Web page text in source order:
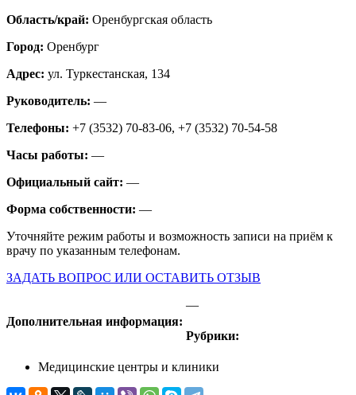
Область/край: Оренбургская область
Город: Оренбург
Адрес: ул. Туркестанская, 134
Руководитель: —
Телефоны: +7 (3532) 70-83-06, +7 (3532) 70-54-58
Часы работы: —
Официальный сайт: —
Форма собственности: —
Уточняйте режим работы и возможность записи на приём к
врачу по указанным телефонам.
ЗАДАТЬ ВОПРОС ИЛИ ОСТАВИТЬ ОТЗЫВ
Дополнительная информация:
—
Рубрики:
Медицинские центры и клиники